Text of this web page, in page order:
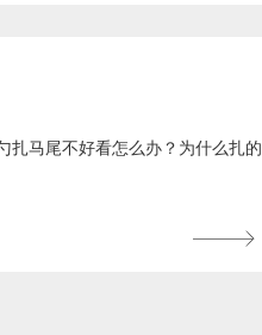
扎马尾不好看怎么办？为什么扎的